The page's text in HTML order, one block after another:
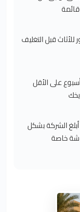
للأثاث قبل التغليف
على الأقل
أبلغ الشركة بشكل
خاصة